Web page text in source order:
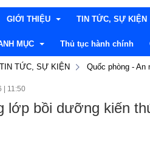
GIỚI THIỆU
Cơ cấu tổ chức Đảng ủy
TIN TỨC, SỰ KIỆN
Văn hóa xã hội -
MỤC Thủ tục hành chính
TIN TỨC, SỰ KIỆN Quốc phòng - An
| 11:50
lớp bồi dưỡng kiến